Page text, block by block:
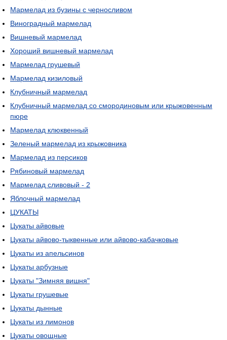
Мармелад из бузины с черносливом
Виноградный мармелад
Вишневый мармелад
Хороший вишневый мармелад
Мармелад грушевый
Мармелад кизиловый
Клубничный мармелад
Клубничный мармелад со смородиновым или крыжовенным
пюре
Мармелад клюквенный
Зеленый мармелад из крыжовника
Мармелад из персиков
Рябиновый мармелад
Мармелад сливовый - 2
Яблочный мармелад
ЦУКАТЫ
Цукаты айвовые
Цукаты айвово-тыквенные или айвово-кабачковые
Цукаты из апельсинов
Цукаты арбузные
Цукаты "Зимняя вишня"
Цукаты грушевые
Цукаты дынные
Цукаты из лимонов
Цукаты овощные